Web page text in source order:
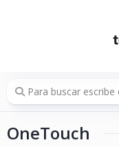
OneTouch